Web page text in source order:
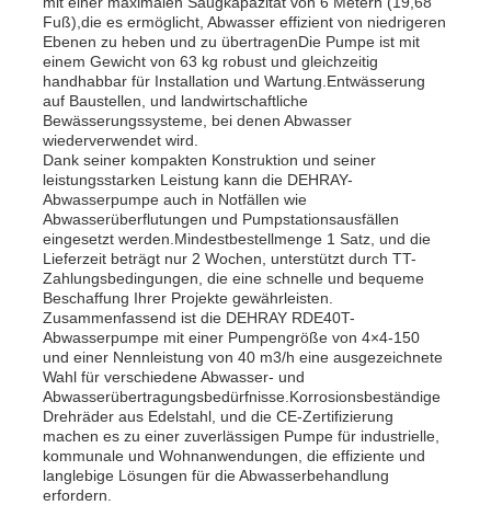
Fuß),die es ermöglicht, Abwasser effizient von niedrigeren
Ebenen zu heben und zu übertragenDie Pumpe ist mit
einem Gewicht von 63 kg robust und gleichzeitig
handhabbar für Installation und Wartung.Entwässerung
auf Baustellen, und landwirtschaftliche
Bewässerungssysteme, bei denen Abwasser
wiederverwendet wird.
Dank seiner kompakten Konstruktion und seiner
leistungsstarken Leistung kann die DEHRAY-
Abwasserpumpe auch in Notfällen wie
Abwasserüberflutungen und Pumpstationsausfällen
eingesetzt werden.Mindestbestellmenge 1 Satz, und die
Lieferzeit beträgt nur 2 Wochen, unterstützt durch TT-
Zahlungsbedingungen, die eine schnelle und bequeme
Beschaffung Ihrer Projekte gewährleisten.
Zusammenfassend ist die DEHRAY RDE40T-
Abwasserpumpe mit einer Pumpengröße von 4×4-150
und einer Nennleistung von 40 m3/h eine ausgezeichnete
Wahl für verschiedene Abwasser- und
Abwasserübertragungsbedürfnisse.Korrosionsbeständige
Drehräder aus Edelstahl, und die CE-Zertifizierung
machen es zu einer zuverlässigen Pumpe für industrielle,
kommunale und Wohnanwendungen, die effiziente und
langlebige Lösungen für die Abwasserbehandlung
erfordern.